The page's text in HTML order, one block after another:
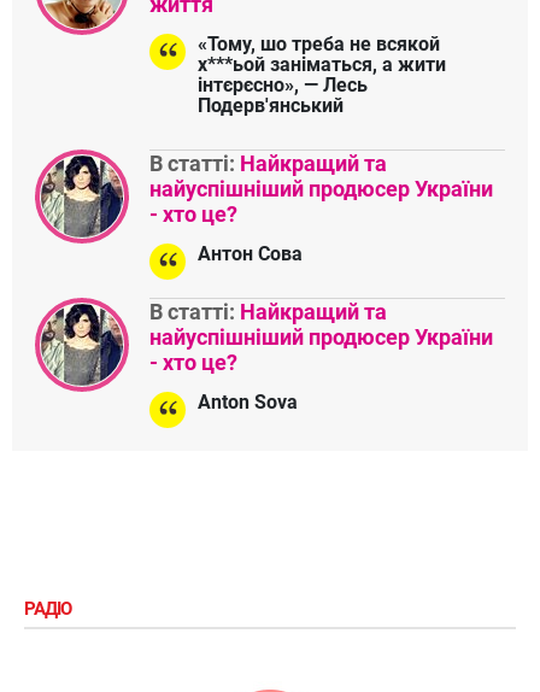
«Тому, шо треба не всякой
х***ьой заніматься, а жити
інтєрєсно», — Лесь
Подерв'янський
В статті: Найкращий та
найуспішніший продюсер України
- хто це?
Антон Сова
В статті: Найкращий та
найуспішніший продюсер України
- хто це?
Anton Sova
РАДІО